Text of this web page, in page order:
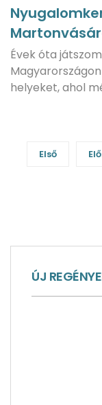
Évek óta
helyeket, ahol
Első
ÚJ